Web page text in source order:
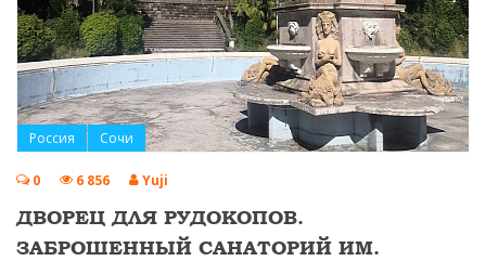
Россия Сочи
0 6 856 Yuji
ДВОРЕЦ ДЛЯ РУДОКОПОВ.
ЗАБРОШЕННЫЙ САНАТОРИЙ ИМ.